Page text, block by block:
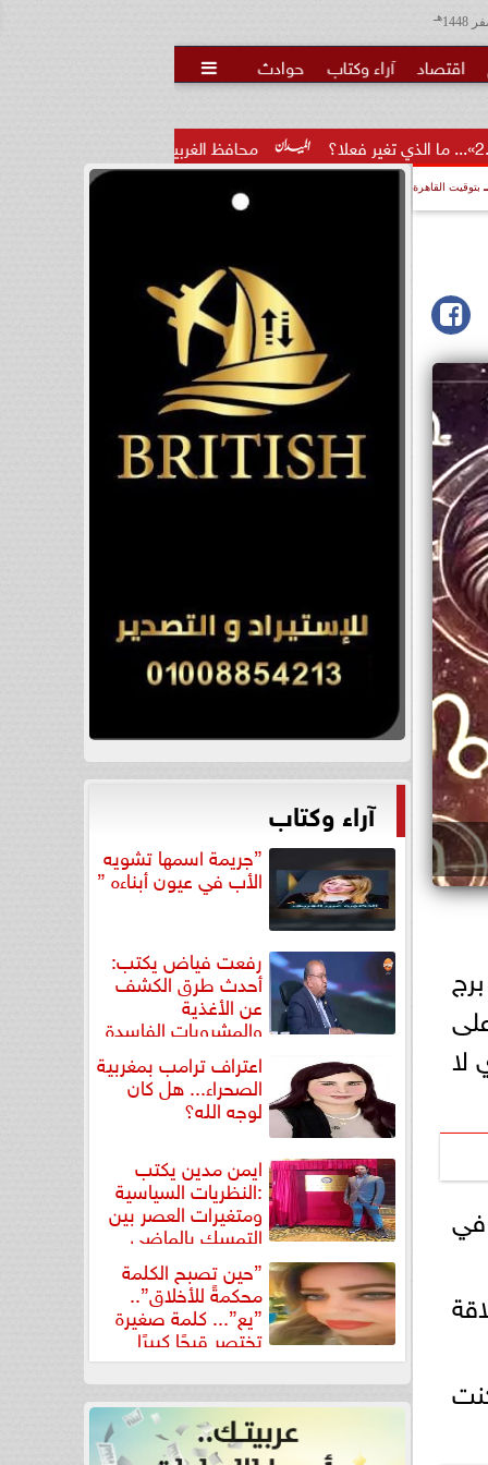
هـ
اقتصاد آراء وكتاب حوادث 
محافظ الغربية يكرم 100 من أوائل الجمهورية والمحافظة ويؤكد: الاستثمار...
بتوقيت القاهرة
لا
في
آراء وكتاب
”جريمة اسمها تشويه
الأب في عيون أبناءه ”
رفعت فياض يكتب:
أحدث طرق الكشف
عن الأغذية
والمشروبات الفاسدة
اعتراف ترامب بمغربية
الصحراء... هل كان
لوجه الله؟
ايمن مدين يكتب
:النظريات السياسية
ومتغيرات العصر بين
التمسك بالماضي
ومواجهة تحديات...”حين تصبح الكلمة
محكمةً للأخلاق”..
”يع”... كلمة صغيرة
تختصر قبحًا كبيرًا